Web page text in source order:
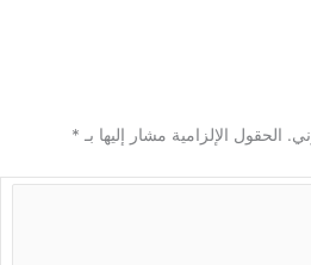
الحقول الإلزامية مشار إليها بـ*